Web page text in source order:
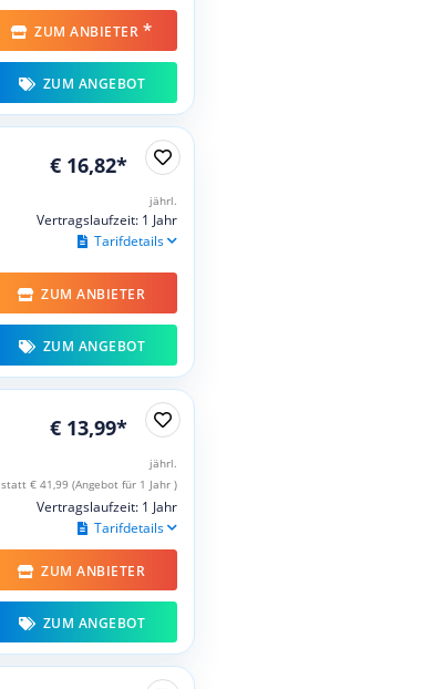
ZUM ANBIETER *
ZUM ANGEBOT
€ 16,82*
jährl.
Vertragslaufzeit: 1 Jahr
Tarifdetails
ZUM ANBIETER
ZUM ANGEBOT
€ 13,99*
jährl.
statt € 41,99 (Angebot für 1 Jahr )
Vertragslaufzeit: 1 Jahr
Tarifdetails
ZUM ANBIETER
ZUM ANGEBOT